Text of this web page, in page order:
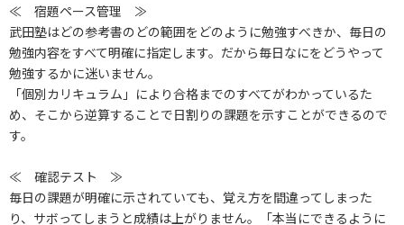
≪ 宿題ペース管理 ≫
武田塾はどの参考書のどの範囲をどのように勉強すべきか、毎日の
勉強内容をすべて明確に指定します。だから毎日なにをどうやって
勉強するかに迷いません。
「個別カリキュラム」により合格までのすべてがわかっているた
め、そこから逆算することで日割りの課題を示すことができるので
す。
≪ 確認テスト ≫
毎日の課題が明確に示されていても、覚え方を間違ってしまった
り、サボってしまうと成績は上がりません。「本当にできるように